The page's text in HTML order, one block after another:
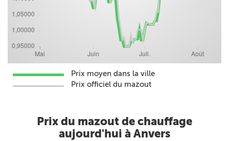
Prix moyen dans la ville
Prix officiel du mazout
Prix du mazout de chauffage
aujourd'hui à Anvers